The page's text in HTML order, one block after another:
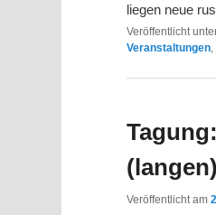
liegen neue
Veröffentlicht
Veranstaltungen,
Veröffentlicht am